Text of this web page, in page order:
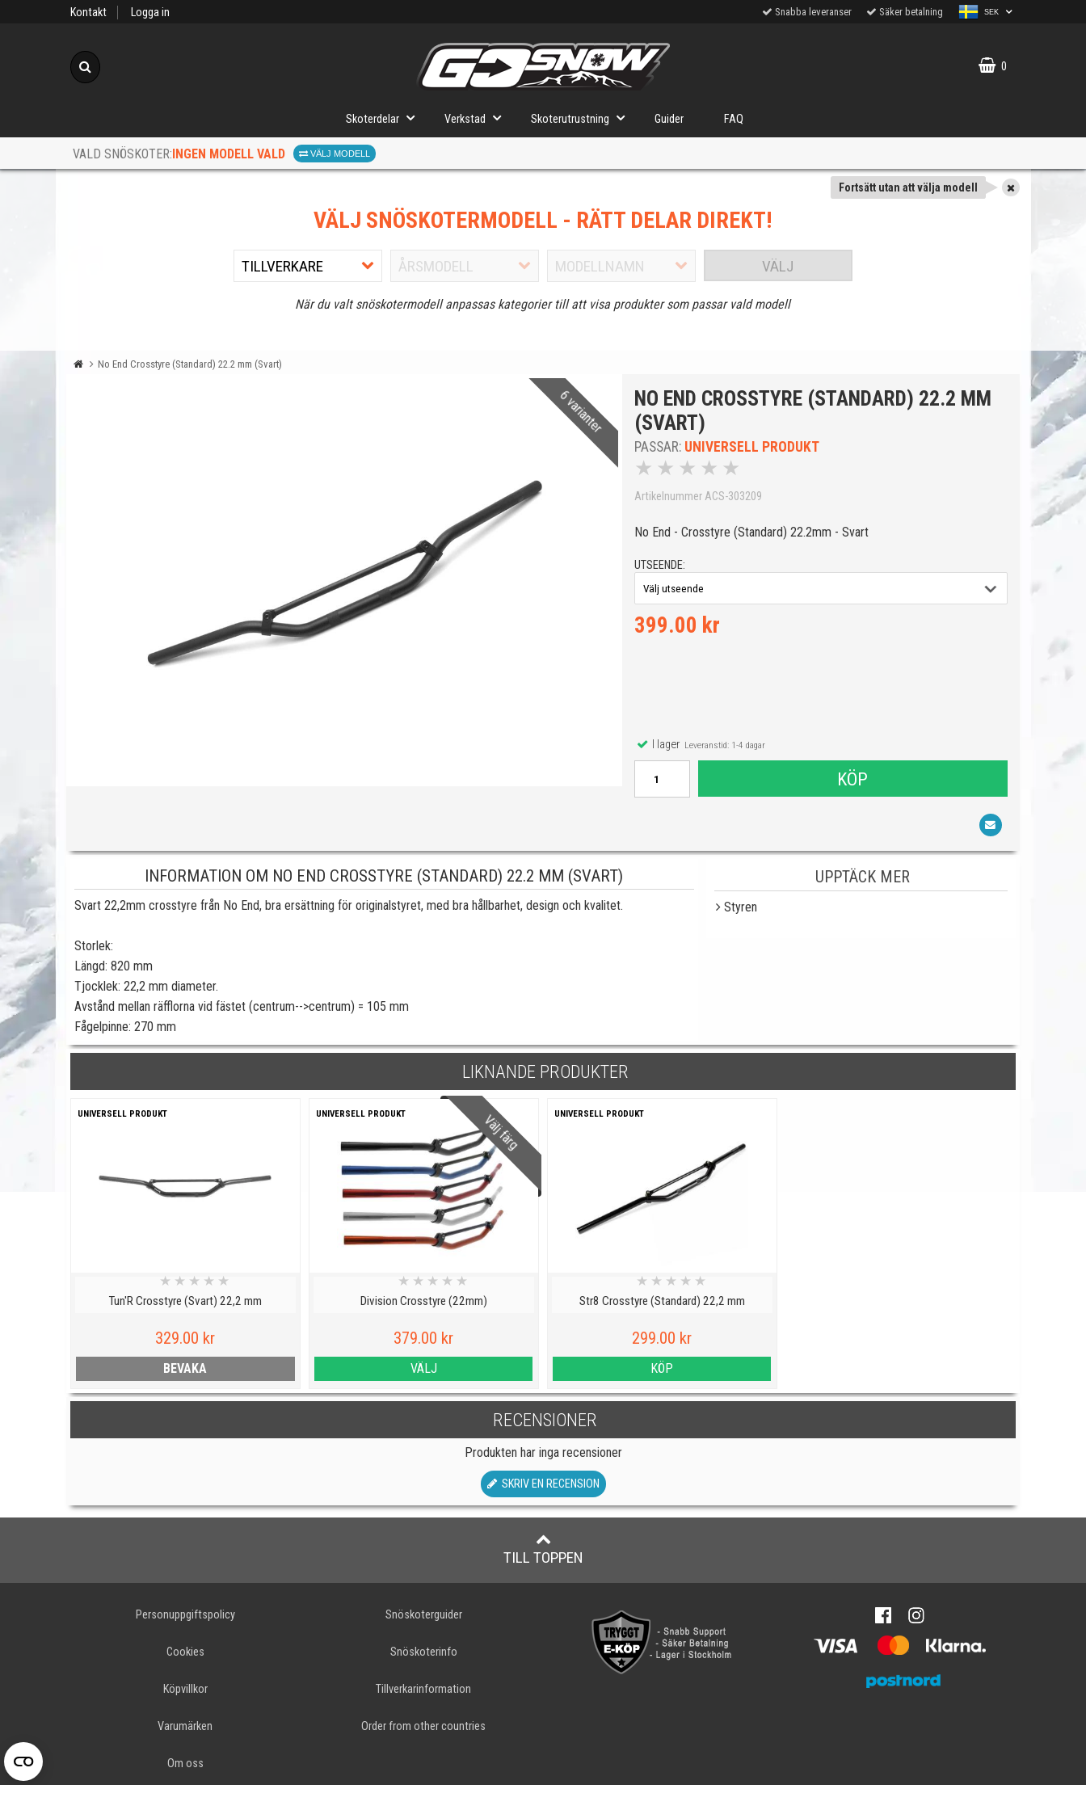
Kontakt Logga in Snabba leveranser Säker betalning SEK
0
Skoterdelar Verkstad Skoterutrustning Guider FAQ
VALD SNÖSKOTER:INGEN MODELL VALD VÄLJ MODELL
Fortsätt utan att välja modell
VÄLJ SNÖSKOTERMODELL - RÄTT DELAR DIREKT!
VÄLJ
När du valt snöskotermodell anpassas kategorier till att visa produkter som passar vald modell
No End Crosstyre (Standard) 22.2 mm (Svart)
6 varianter
NO END CROSSTYRE (STANDARD) 22.2 MM
(SVART)
PASSAR: UNIVERSELL PRODUKT
★ ★ ★ ★ ★
Artikelnummer ACS-303209
No End - Crosstyre (Standard) 22.2mm - Svart
UTSEENDE:
399.00 kr
I lagerLeveranstid: 1-4 dagar
KÖP
INFORMATION OM NO END CROSSTYRE (STANDARD) 22.2 MM (SVART)
Svart 22,2mm crosstyre från No End, bra ersättning för originalstyret, med bra hållbarhet, design och kvalitet.
Storlek:
Längd: 820 mm
Tjocklek: 22,2 mm diameter.
Avstånd mellan räfflorna vid fästet (centrum-->centrum) = 105 mm
Fågelpinne: 270 mm
UPPTÄCK MER
Styren
LIKNANDE PRODUKTER
UNIVERSELL PRODUKT
Tun'R Crosstyre (Svart) 22,2 mm
★ ★ ★ ★ ★
329.00 kr
BEVAKA
Välj färg
UNIVERSELL PRODUKT
Division Crosstyre (22mm)
★ ★ ★ ★ ★
379.00 kr
VÄLJ
UNIVERSELL PRODUKT
Str8 Crosstyre (Standard) 22,2 mm
★ ★ ★ ★ ★
299.00 kr
KÖP
RECENSIONER
Produkten har inga recensioner
SKRIV EN RECENSION
TILL TOPPEN
Personuppgiftspolicy
Cookies
Köpvillkor
Varumärken
Om oss
Snöskoterguider
Snöskoterinfo
Tillverkarinformation
Order from other countries